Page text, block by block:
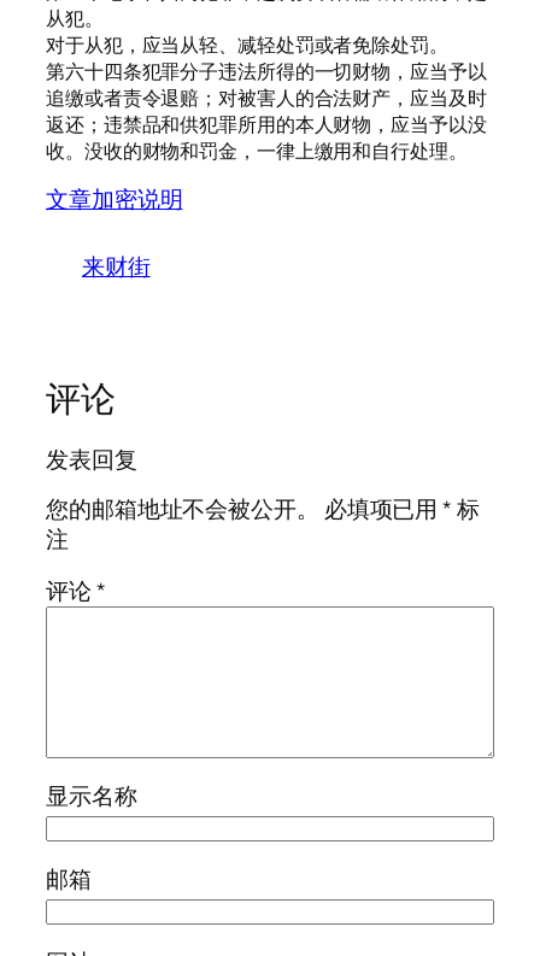
从犯。
对于从犯，应当从轻、减轻处罚或者免除处罚。
第六十四条犯罪分子违法所得的一切财物，应当予以
追缴或者责令退赔；对被害人的合法财产，应当及时
返还；违禁品和供犯罪所用的本人财物，应当予以没
收。没收的财物和罚金，一律上缴用和自行处理。
文章加密说明
来财街
评论
发表回复
您的邮箱地址不会被公开。
必填项已用*标
注
评论*
显示名称
邮箱